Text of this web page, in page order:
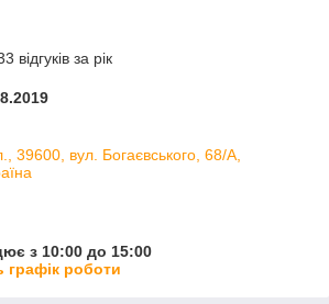
відгуків за рік
39600, вул. Богаєвського, 68/А,
з 10:00 до 15:00
графік роботи